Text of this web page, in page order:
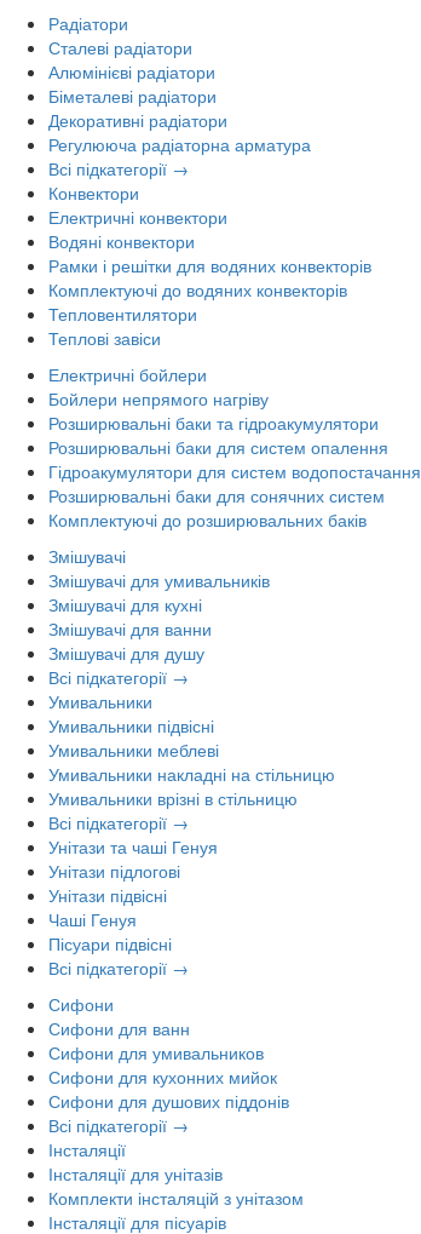
Радіатори
Сталеві радіатори
Алюмінієві радіатори
Біметалеві радіатори
Декоративні радіатори
Регулююча радіаторна арматура
Всі підкатегорії →
Конвектори
Електричні конвектори
Водяні конвектори
Рамки і решітки для водяних конвекторів
Комплектуючі до водяних конвекторів
Тепловентилятори
Теплові завіси
Електричні бойлери
Бойлери непрямого нагріву
Розширювальні баки та гідроакумулятори
Розширювальні баки для систем опалення
Гідроакумулятори для систем водопостачання
Розширювальні баки для сонячних систем
Комплектуючі до розширювальних баків
Змішувачі
Змішувачі для умивальників
Змішувачі для кухні
Змішувачі для ванни
Змішувачі для душу
Всі підкатегорії →
Умивальники
Умивальники підвісні
Умивальники меблеві
Умивальники накладні на стільницю
Умивальники врізні в стільницю
Всі підкатегорії →
Унітази та чаші Генуя
Унітази підлогові
Унітази підвісні
Чаші Генуя
Пісуари підвісні
Всі підкатегорії →
Сифони
Сифони для ванн
Сифони для умивальников
Сифони для кухонних мийок
Сифони для душових піддонів
Всі підкатегорії →
Інсталяції
Інсталяції для унітазів
Комплекти інсталяцій з унітазом
Інсталяції для пісуарів